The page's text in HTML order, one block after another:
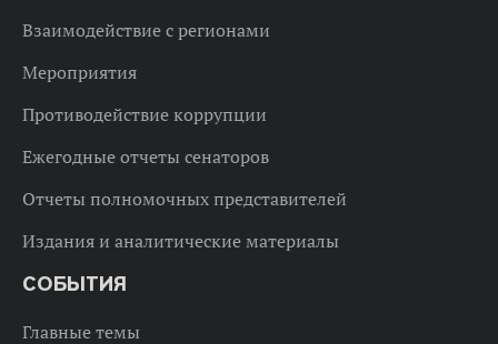
Взаимодействие с регионами
Мероприятия
Противодействие коррупции
Ежегодные отчеты сенаторов
Отчеты полномочных представителей
Издания и аналитические материалы
СОБЫТИЯ
Главные темы